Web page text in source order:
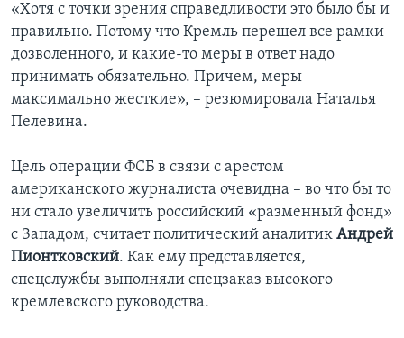
«Хотя с точки зрения справедливости это было бы и
правильно. Потому что Кремль перешел все рамки
дозволенного, и какие-то меры в ответ надо
принимать обязательно. Причем, меры
максимально жесткие», – резюмировала Наталья
Пелевина.
Цель операции ФСБ в связи с арестом
американского журналиста очевидна – во что бы то
ни стало увеличить российский «разменный фонд»
с Западом, считает политический аналитик Андрей
Пионтковский. Как ему представляется,
спецслужбы выполняли спецзаказ высокого
кремлевского руководства.